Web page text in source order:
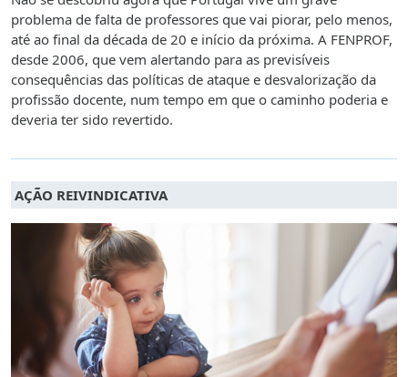
problema de falta de professores que vai piorar, pelo menos,
até ao final da década de 20 e início da próxima. A FENPROF,
desde 2006, que vem alertando para as previsíveis
consequências das políticas de ataque e desvalorização da
profissão docente, num tempo em que o caminho poderia e
deveria ter sido revertido.
AÇÃO REIVINDICATIVA